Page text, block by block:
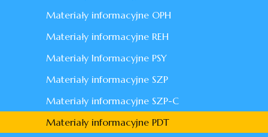
Materiały informacyjne OPH
Materiały informacyjne REH
Materiały Informacyjne PSY
Materiały informacyjne SZP
Materiały informacyjne SZP-C
Materiały informacyjne PDT